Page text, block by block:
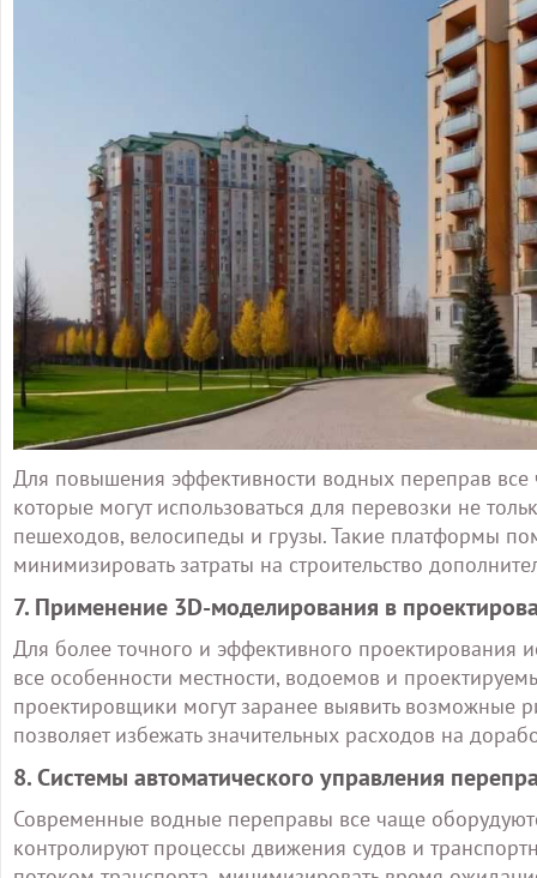
Для повышения эффективности водных переправ
которые могут использоваться для перевозки не
пешеходов, велосипеды и грузы. Такие платформы
минимизировать затраты на строительство
7. Применение 3D-моделирования в
Для более точного и эффективного проектирования
все особенности местности, водоемов и
проектировщики могут заранее выявить возможные
позволяет избежать значительных расходов на
8. Системы автоматического управления
Современные водные переправы все чаще
контролируют процессы движения судов и